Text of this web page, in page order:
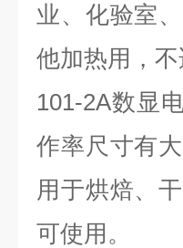
业、化验室
他加热用，
101-2A数显
作率尺寸有
用于烘焙、
可使用。